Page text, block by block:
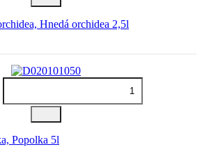
Hnedá orchidea 2,5l
Popolka 5l